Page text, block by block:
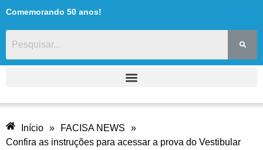
Comemorando 50 anos!
Início » FACISA NEWS
»
Confira as instruções para acessar a prova do Vestibular